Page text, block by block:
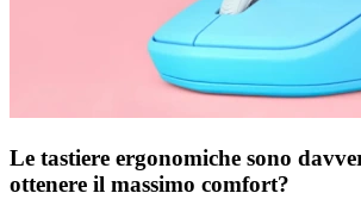
Le tastiere ergonomiche sono
ottenere il massimo comfort?